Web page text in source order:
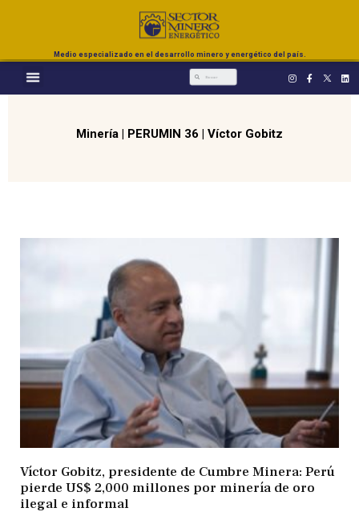
Medio especializado en el desarrollo minero y energético del país.
Minería | PERUMIN 36 | Víctor Gobitz
Víctor Gobitz, presidente de Cumbre Minera: Perú
pierde US$ 2,000 millones por minería de oro
ilegal e informal